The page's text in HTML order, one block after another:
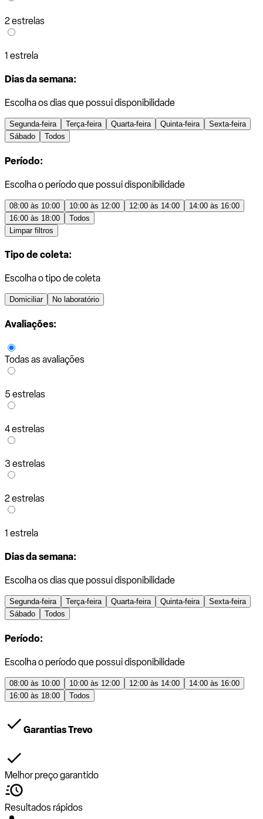
2 estrelas
1 estrela
Dias da semana:
Escolha os dias que possui disponibilidade
Segunda-feira Terça-feira Quarta-feira Quinta-feira
Sexta-feira
Sábado
Todos
Período:
Escolha o período que possui disponibilidade
08:00 às 10:00 10:00 às 12:00 12:00 às 14:00
14:00 às 16:00
16:00 às 18:00
Todos
Limpar filtros
Tipo de coleta:
Escolha o tipo de coleta
Domiciliar No laboratório
Avaliações:
Todas as avaliações
5 estrelas
4 estrelas
3 estrelas
2 estrelas
1 estrela
Dias da semana:
Escolha os dias que possui disponibilidade
Segunda-feira Terça-feira Quarta-feira Quinta-feira
Sexta-feira
Sábado
Todos
Período:
Escolha o período que possui disponibilidade
08:00 às 10:00 10:00 às 12:00 12:00 às 14:00
14:00 às 16:00
16:00 às 18:00
Todos
Garantias Trevo
Melhor preço garantido
Resultados rápidos